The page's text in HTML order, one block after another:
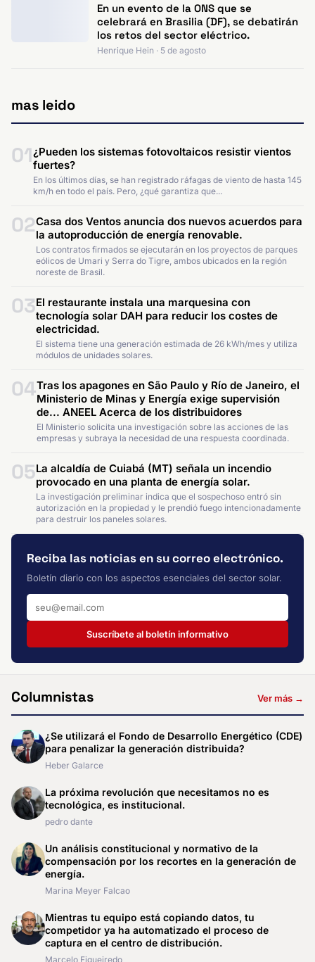
En un evento de la ONS que se
celebrará en Brasilia (DF), se debatirán
los retos del sector eléctrico.
Henrique Hein · 5 de agosto
mas leido
01¿Pueden los sistemas fotovoltaicos resistir vientos
fuertes?
En los últimos días, se han registrado ráfagas de viento de hasta 145
km/h en todo el país. Pero, ¿qué garantiza que...
02Casa dos Ventos anuncia dos nuevos acuerdos para
la autoproducción de energía renovable.
Los contratos firmados se ejecutarán en los proyectos de parques
eólicos de Umari y Serra do Tigre, ambos ubicados en la región
noreste de Brasil.
03El restaurante instala una marquesina con
tecnología solar DAH para reducir los costes de
electricidad.
El sistema tiene una generación estimada de 26 kWh/mes y utiliza
módulos de unidades solares.
04Tras los apagones en São Paulo y Río de Janeiro, el
Ministerio de Minas y Energía exige supervisión
de... ANEEL Acerca de los distribuidores
El Ministerio solicita una investigación sobre las acciones de las
empresas y subraya la necesidad de una respuesta coordinada.
05La alcaldía de Cuiabá (MT) señala un incendio
provocado en una planta de energía solar.
La investigación preliminar indica que el sospechoso entró sin
autorización en la propiedad y le prendió fuego intencionadamente
para destruir los paneles solares.
Reciba las noticias en su correo electrónico.
Boletín diario con los aspectos esenciales del sector solar.
Suscríbete al boletín informativo
Columnistas Ver más →
¿Se utilizará el Fondo de Desarrollo Energético (CDE)
para penalizar la generación distribuida?
Heber Galarce
La próxima revolución que necesitamos no es
tecnológica, es institucional.
pedro dante
Un análisis constitucional y normativo de la
compensación por los recortes en la generación de
energía.
Marina Meyer Falcao
Mientras tu equipo está copiando datos, tu
competidor ya ha automatizado el proceso de
captura en el centro de distribución.
Marcelo Figueiredo